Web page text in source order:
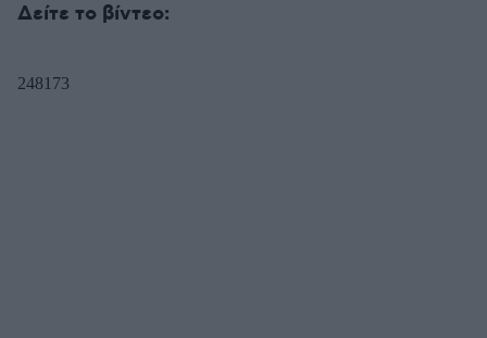
Δείτε το βίντεο: